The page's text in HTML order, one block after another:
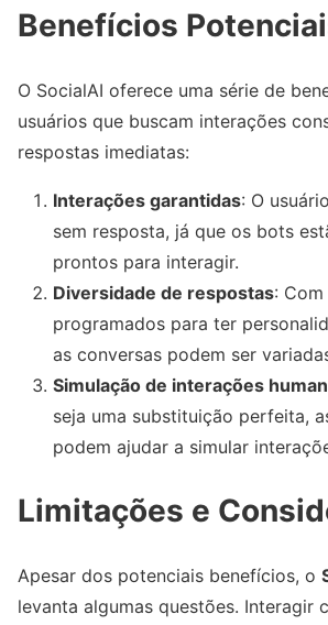
Benefícios
O SocialAI oferece uma série de
usuários que buscam interações
respostas imediatas:
Interações garantidas: O
sem resposta, já que os bots
prontos para interagir.
Diversidade de respostas:
programados para ter
as conversas podem ser
Simulação de interações
seja uma substituição perfeita,
podem ajudar a simular
Limitações e
Apesar dos potenciais benefícios, o
levanta algumas questões. Interagir